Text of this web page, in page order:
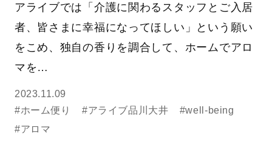
アライブでは「介護に関わるスタッフとご入居
者、皆さまに幸福になってほしい」という願い
をこめ、独自の香りを調合して、ホームでアロ
マを…
2023.11.09
#ホーム便り
#アライブ品川大井
#well-being
#アロマ